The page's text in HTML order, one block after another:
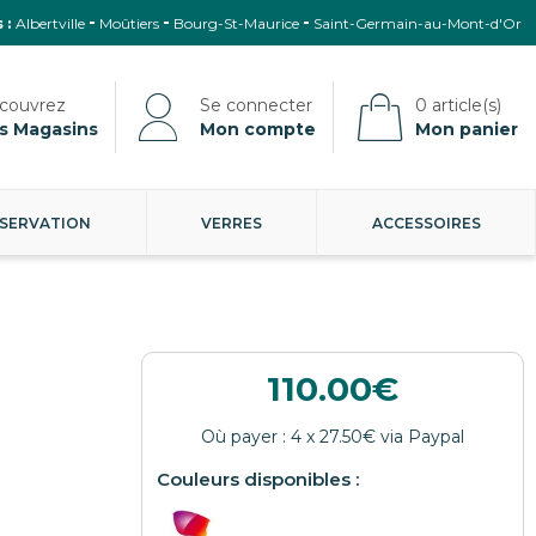
: Albertville Moûtiers Bourg-St-Maurice Saint-Germain-au-Mont-d'Or
Magasins Mon compte Mon panier
VERRES ACCESSOIRES
110.00